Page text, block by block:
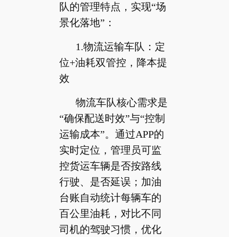
队的管理特点，实现“场
景化落地”：
1.物流运输车队：定
位+油耗双管控，降本提
效
物流车队核心需求是
“确保配送时效”与“控制
运输成本”。通过APP的
实时定位，管理员可监
控货运车辆是否按路线
行驶、是否延误；加油
台账自动统计每辆车的
百公里油耗，对比不同
司机的驾驶习惯，优化